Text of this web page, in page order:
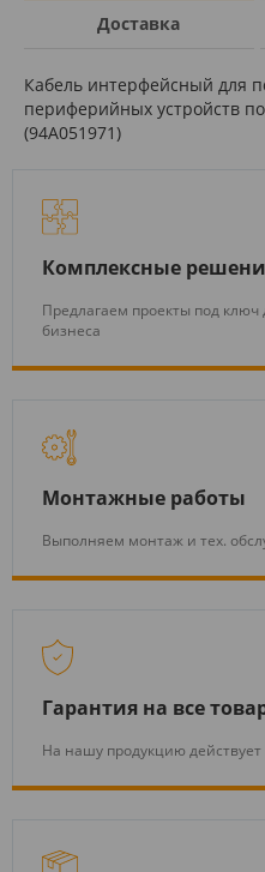
Доставка
Кабель интерфейсный для
периферийных устройств
(94A051971)
Комплексные
Предлагаем проекты под
бизнеса
Монтажные работы
Выполняем монтаж и тех.
Гарантия на все
На нашу продукцию